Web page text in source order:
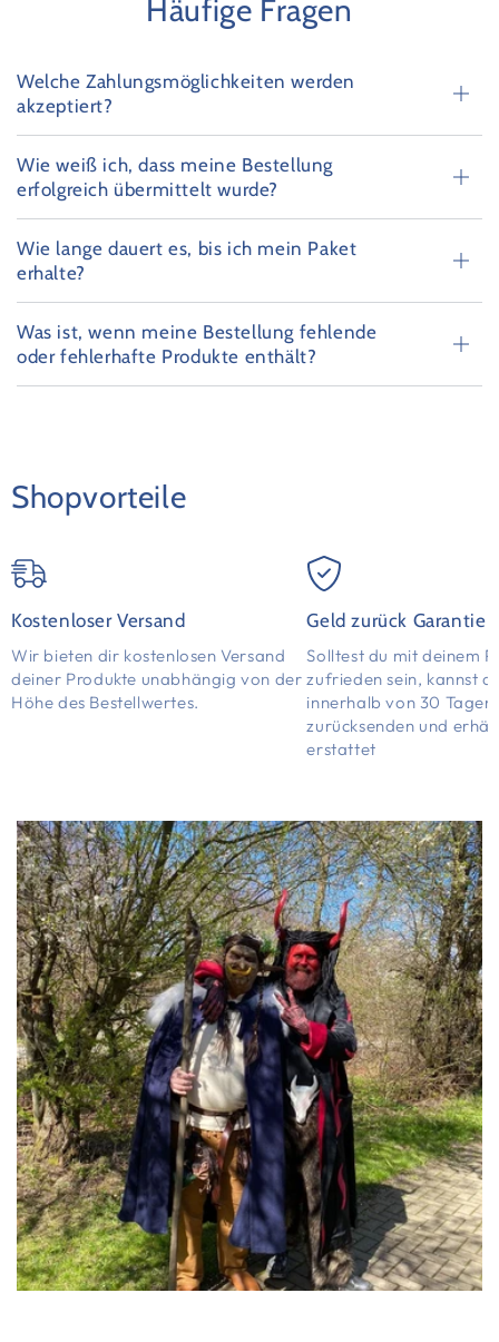
Häufige Fragen
Welche Zahlungsmöglichkeiten werden
akzeptiert?
Wie weiß ich, dass meine Bestellung
erfolgreich übermittelt wurde?
Wie lange dauert es, bis ich mein Paket
erhalte?
Was ist, wenn meine Bestellung fehlende
oder fehlerhafte Produkte enthält?
Shopvorteile
Kostenloser Versand
Wir bieten dir kostenlosen Versand
deiner Produkte unabhängig von der
Höhe des Bestellwertes.
Geld zurück Garantie
Solltest du mit deinem
zufrieden sein, kannst
innerhalb von 30 Tagen
zurücksenden und
erstattet